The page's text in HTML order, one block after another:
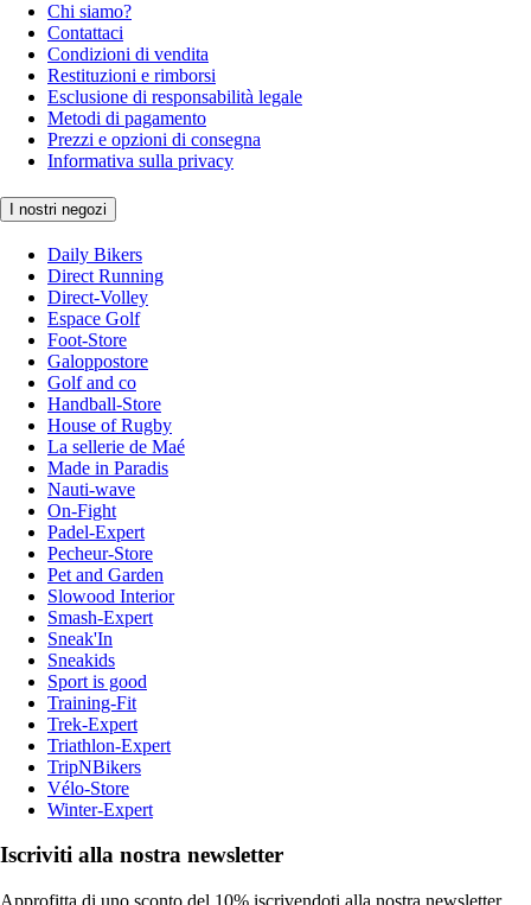
Chi siamo?
Contattaci
Condizioni di vendita
Restituzioni e rimborsi
Esclusione di responsabilità legale
Metodi di pagamento
Prezzi e opzioni di consegna
Informativa sulla privacy
I nostri negozi
Daily Bikers
Direct Running
Direct-Volley
Espace Golf
Foot-Store
Galoppostore
Golf and co
Handball-Store
House of Rugby
La sellerie de Maé
Made in Paradis
Nauti-wave
On-Fight
Padel-Expert
Pecheur-Store
Pet and Garden
Slowood Interior
Smash-Expert
Sneak'In
Sneakids
Sport is good
Training-Fit
Trek-Expert
Triathlon-Expert
TripNBikers
Vélo-Store
Winter-Expert
Iscriviti alla nostra newsletter